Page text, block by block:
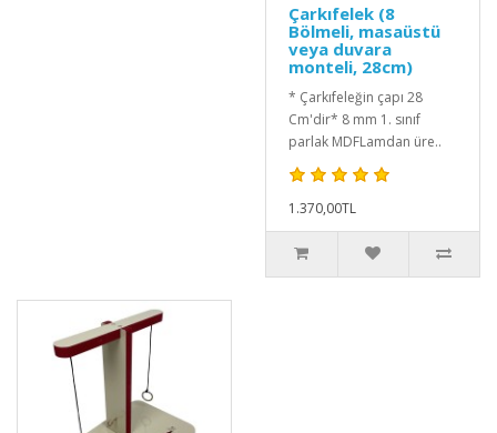
Çarkıfelek (8
Bölmeli, masaüstü
veya duvara
monteli, 28cm)
* Çarkıfeleğin çapı 28
Cm'dir* 8 mm 1. sınıf
parlak MDFLamdan üre..
1.370,00TL